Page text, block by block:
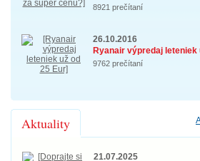
8921 prečítaní
26.10.2016
9762 prečítaní
Aktuality
21.07.2025